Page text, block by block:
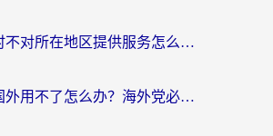
爱奇艺暂时不对所在地区提供服务怎么办？海外党亲测有效的追剧解决方案
咪咕音乐国外用不了怎么办？海外党必备的国内内容访问全攻略